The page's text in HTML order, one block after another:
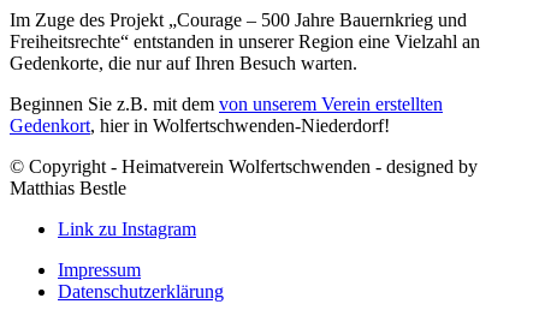
Im Zuge des Projekt „Courage – 500 Jahre Bauernkrieg und
Freiheitsrechte“ entstanden in unserer Region eine Vielzahl an
Gedenkorte, die nur auf Ihren Besuch warten.
Beginnen Sie z.B. mit dem von unserem Verein erstellten
Gedenkort, hier in Wolfertschwenden-Niederdorf!
© Copyright - Heimatverein Wolfertschwenden - designed by
Matthias Bestle
Link zu Instagram
Impressum
Datenschutzerklärung